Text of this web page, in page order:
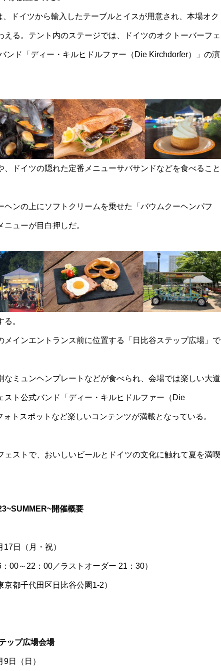
ドイツから輸入したテーブルとイスが用意され、本場オク
える。テント内のステージでは、ドイツのオクトーバーフェ
ンド「ディー・キルヒドルファー（Die Kirchdorfer）」の演
、ドイツの隠れた定番メニューサバサンドなどを食べること
ヘンの上にソフトクリームを乗せた「バウムクーヘンパフ
ューが目白押しだ。
。
メインエントランス前に位置する「日比谷ステップ広場」で
ミュンヘンプレートなどが食べられ、会場では楽しい大道
スト公式バンド「ディー・キルヒドルファー（Die
トスポットなど楽しいコンテンツが満載となっている。
ェストで、おいしいビールとドイツの文化に触れて夏を満喫
開催概要
日（月・祝）
00～22：00／ラストオーダー 21：30）
京都千代田区日比谷公園1-2）
ップ広場会場
日（日）